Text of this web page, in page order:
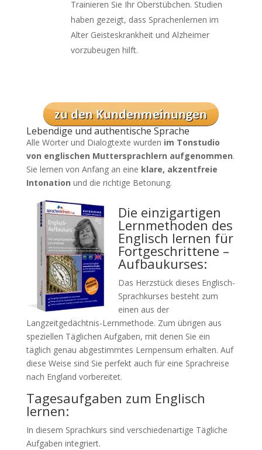
Trainieren Sie Ihr Oberstübchen. Studien
haben gezeigt, dass Sprachenlernen im
Alter Geisteskrankheit und Alzheimer
vorzubeugen hilft.
Lebendige und authentische Sprache
Alle Wörter und Dialogtexte wurden im Tonstudio
von englischen Muttersprachlern aufgenommen.
Sie lernen von Anfang an eine klare, akzentfreie
Intonation und die richtige Betonung.
Die einzigartigen
Lernmethoden des
Englisch lernen für
Fortgeschrittene –
Aufbaukurses:
Das Herzstück dieses Englisch-
Sprachkurses besteht zum
einen aus der
Langzeitgedächtnis-Lernmethode. Zum übrigen aus
speziellen Täglichen Aufgaben, mit denen Sie ein
täglich genau abgestimmtes Lernpensum erhalten. Auf
diese Weise sind Sie perfekt auch für eine Sprachreise
nach England vorbereitet.
Tagesaufgaben zum Englisch
lernen:
In diesem Sprachkurs sind verschiedenartige Tägliche
Aufgaben integriert.